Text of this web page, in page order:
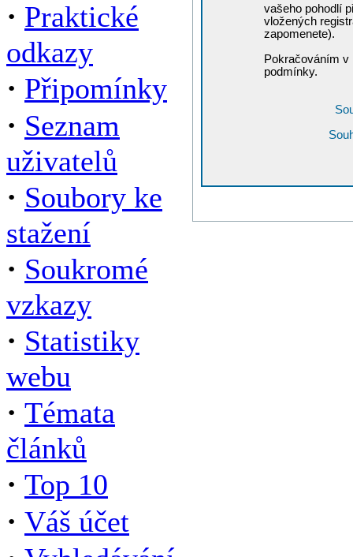
· Praktické
odkazy
· Připomínky
· Seznam
uživatelů
· Soubory ke
stažení
· Soukromé
vzkazy
· Statistiky
webu
· Témata
článků
· Top 10
· Váš účet
vašeho pohodlí
vložených
zapomenete).
Pokračováním v
podmínky.